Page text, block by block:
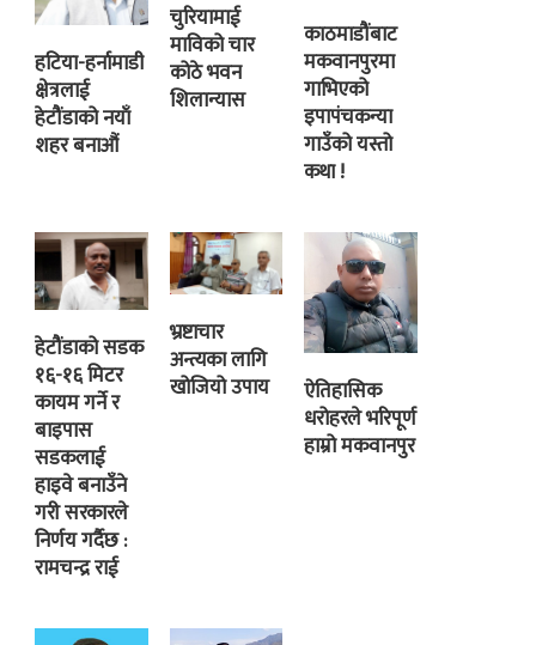
हटिया-हर्नामाडी
क्षेत्रलाई
हेटौंडाको नयाँ
शहर बनाऔं
चुरियामाई
माविको चार
कोठे भवन
शिलान्यास
काठमाडौंबाट
मकवानपुरमा
गाभिएको
इपापंचकन्या
गाउँको यस्तो
कथा !
हेटौंडाको सडक
१६-१६ मिटर
कायम गर्ने र
बाइपास
सडकलाई
हाइवे बनाउँने
गरी सरकारले
निर्णय गर्दैछ :
रामचन्द्र राई
भ्रष्टाचार
अन्त्यका लागि
खोजियो उपाय
ऐतिहासिक
धरोहरले भरिपूर्ण
हाम्रो मकवानपुर